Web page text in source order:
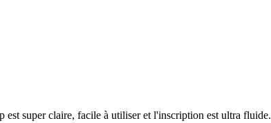
super claire, facile à utiliser et l'inscription est ultra